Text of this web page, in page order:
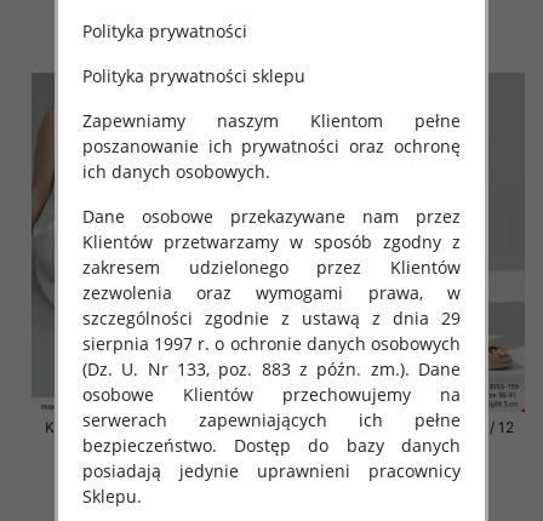
szczegóły
Klapki damskie Roz 36-42 / 12
par
41.00 zł
szczegóły
Klapki damskie Roz 36-42 / 12
par
41.00 zł
Polityka prywatności
Polityka prywatności sklepu
Zapewniamy naszym Klientom pełne
poszanowanie ich prywatności oraz ochronę
ich danych osobowych.
Dane osobowe przekazywane nam przez
Klientów przetwarzamy w sposób zgodny z
zakresem udzielonego przez Klientów
zezwolenia oraz wymogami prawa, w
szczególności zgodnie z ustawą z dnia 29
sierpnia 1997 r. o ochronie danych osobowych
(Dz. U. Nr 133, poz. 883 z późn. zm.). Dane
osobowe Klientów przechowujemy na
serwerach zapewniających ich pełne
bezpieczeństwo. Dostęp do bazy danych
posiadają jedynie uprawnieni pracownicy
Sklepu.